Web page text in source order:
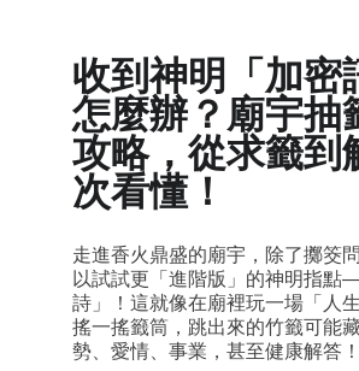
收到神明「加密
怎麼辦？廟宇抽
攻略，從求籤到
次看懂！
走進香火鼎盛的廟宇，除了擲筊
以試試更「進階版」的神明指
詩」
！這就像在廟裡玩一場「人
搖一搖籤筒，跳出來的竹籤可能
勢、愛情、事業，甚至健康解答！